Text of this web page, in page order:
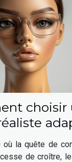
choisir
besoins ?
où la quête de
de croître,